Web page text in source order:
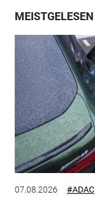
MEISTGELESEN
07.08.2026 #ADAC